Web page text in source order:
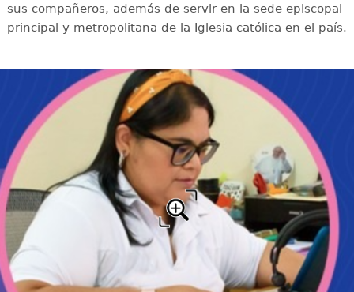
sus compañeros, además de servir en la sede episcopal
principal y metropolitana de la Iglesia católica en el país.